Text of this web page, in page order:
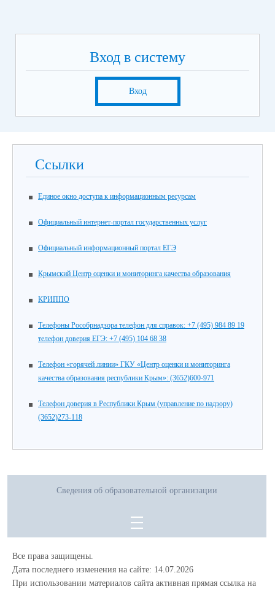
Вход в систему
Вход
Ссылки
Единое окно доступа к информационным ресурсам
Официальный интернет-портал государственных услуг
Официальный информационный портал ЕГЭ
Крымский Центр оценки и мониторинга качества образования
КРИППО
Телефоны Рособрнадзора телефон для справок: +7 (495) 984 89 19
телефон доверия ЕГЭ: +7 (495) 104 68 38
Телефон «горячей линии» ГКУ «Центр оценки и мониторинга
качества образования республики Крым»: (3652)600-971
Телефон доверия в Республики Крым (управление по надзору)
(3652)273-118
Сведения об образовательной организации
Все права защищены.
Дата последнего изменения на сайте: 14.07.2026
При использовании материалов сайта активная прямая ссылка на